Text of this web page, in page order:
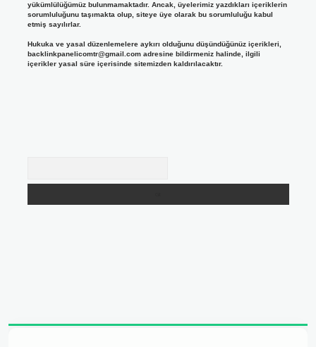
yükümlülüğümüz bulunmamaktadır. Ancak, üyelerimiz yazdıkları içeriklerin
sorumluluğunu taşımakta olup, siteye üye olarak bu sorumluluğu kabul
etmiş sayılırlar.
Hukuka ve yasal düzenlemelere aykırı olduğunu düşündüğünüz içerikleri,
backlinkpanelicomtr@gmail.comadresine bildirmeniz halinde, ilgili
içerikler yasal süre içerisinde sitemizden kaldırılacaktır.